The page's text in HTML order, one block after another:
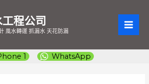
程公司
風水轉運 抓漏水 天花防漏
1 WhatsApp